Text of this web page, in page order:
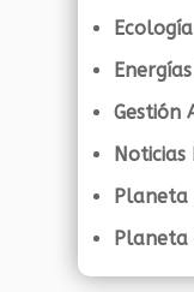
Ecología
Gestión
Planeta